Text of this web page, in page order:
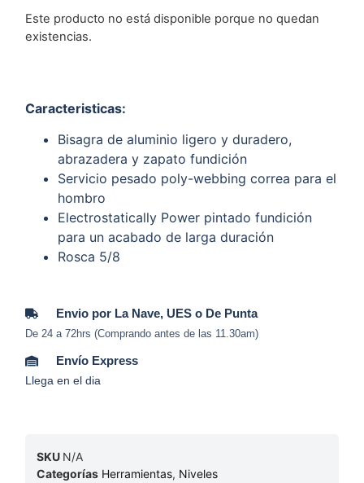
Este producto no está disponible porque no quedan
existencias.
Caracteristicas:
Bisagra de aluminio ligero y duradero,
abrazadera y zapato fundición
Servicio pesado poly-webbing correa para el
hombro
Electrostatically Power pintado fundición
para un acabado de larga duración
Rosca 5/8
Envio por La Nave, UES o De Punta
De 24 a 72hrs (Comprando antes de las 11.30am)
Envío Express
Llega en el dia
SKU N/A
Categorías Herramientas, Niveles